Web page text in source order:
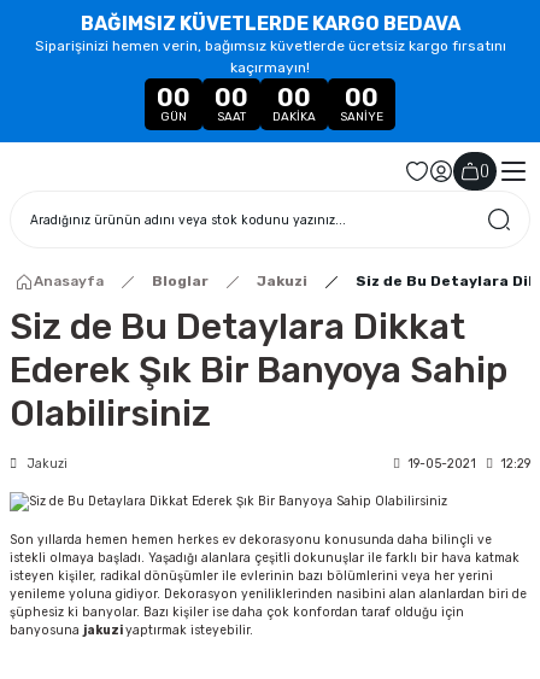
BAĞIMSIZ KÜVETLERDE KARGO BEDAVA
Siparişinizi hemen verin, bağımsız küvetlerde ücretsiz kargo fırsatını
kaçırmayın!
00
GÜN
00
SAAT
00
DAKIKA
00
SANIYE
()
Anasayfa Bloglar Jakuzi Siz de Bu Detaylara
Siz de Bu Detaylara Dikkat
Ederek Şık Bir Banyoya Sahip
Olabilirsiniz
Jakuzi 19-05-2021 12:29
Son yıllarda hemen hemen herkes ev dekorasyonu konusunda daha bilinçli ve
istekli olmaya başladı. Yaşadığı alanlara çeşitli dokunuşlar ile farklı bir hava katmak
isteyen kişiler, radikal dönüşümler ile evlerinin bazı bölümlerini veya her yerini
yenileme yoluna gidiyor. Dekorasyon yeniliklerinden nasibini alan alanlardan biri de
şüphesiz ki banyolar. Bazı kişiler ise daha çok konfordan taraf olduğu için
banyosuna jakuziyaptırmak isteyebilir.